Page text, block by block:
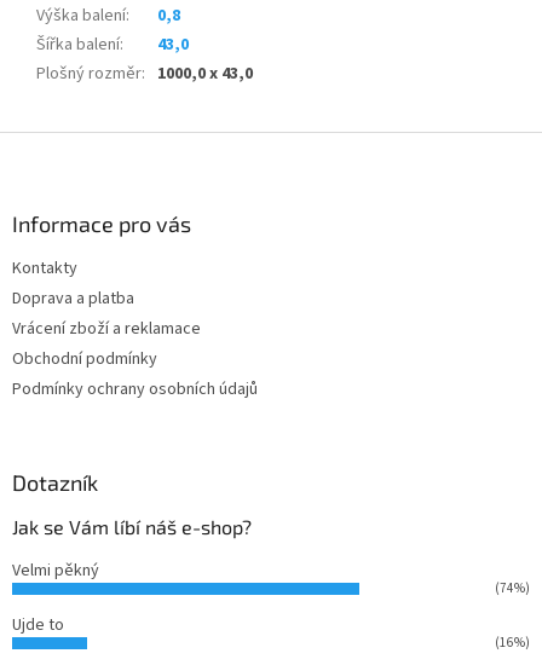
Výška balení:
0,8
Šířka balení:
43,0
Plošný rozměr: 1000,0 x 43,0
Informace pro vás
Kontakty
Doprava a platba
Vrácení zboží a reklamace
Obchodní podmínky
Podmínky ochrany osobních údajů
Dotazník
Jak se Vám líbí náš e-shop?
Velmi pěkný
(74%)
Ujde to
(16%)